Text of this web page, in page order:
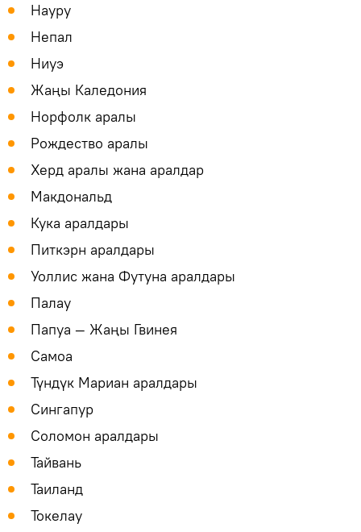
Науру
Непал
Ниуэ
Жаңы Каледония
Норфолк аралы
Рождество аралы
Херд аралы жана аралдар
Макдональд
Кука аралдары
Питкэрн аралдары
Уоллис жана Футуна аралдары
Палау
Папуа — Жаңы Гвинея
Самоа
Түндүк Мариан аралдары
Сингапур
Соломон аралдары
Тайвань
Таиланд
Токелау